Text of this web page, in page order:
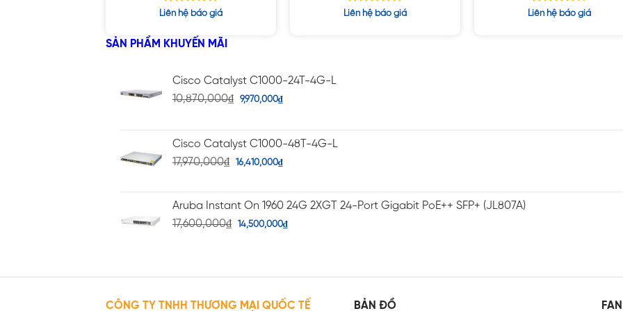
Được xếp
5 sao
Liên hệ báo giá
Được xếp
Liên hệ báo giá
Được xếp
Liên hệ báo giá
SẢN PHẨM KHUYẾN MÃI
Cisco Catalyst C1000-24T-4G-L
10,870,000₫ 9,970,000₫
Cisco Catalyst C1000-48T-4G-L
17,970,000₫ 16,410,000₫
Aruba Instant On 1960 24G 2XGT 24-Port Gigabit PoE++ SFP+ (JL807A)
17,600,000₫ 14,500,000₫
CÔNG TY TNHH THƯƠNG MẠI QUỐC TẾ BẢN ĐỒ